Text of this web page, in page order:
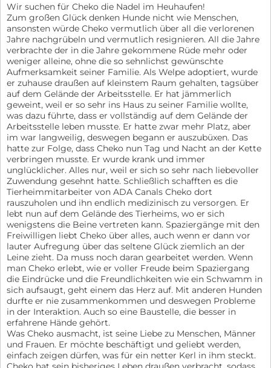
Wir suchen für Cheko die Nadel im Heuhaufen!
Zum großen Glück denken Hunde nicht wie Menschen,
ansonsten würde Cheko vermutlich über all die verlorenen
Jahre nachgrübeln und vermutlich resignieren. All die Jahre
verbrachte der in die Jahre gekommene Rüde mehr oder
weniger alleine, ohne die so sehnlichst gewünschte
Aufmerksamkeit seiner Familie. Als Welpe adoptiert, wurde
er zuhause draußen auf kleinstem Raum gehalten, tagsüber
auf dem Gelände der Arbeitsstelle. Er hat jämmerlich
geweint, weil er so sehr ins Haus zu seiner Familie wollte,
was dazu führte, dass er vollständig auf dem Gelände der
Arbeitsstelle leben musste. Er hatte zwar mehr Platz, aber
im war langweilig, deswegen begann er auszubüxen. Das
hatte zur Folge, dass Cheko nun Tag und Nacht an der Kette
verbringen musste. Er wurde krank und immer
unglücklicher. Alles nur, weil er sich so sehr nach liebevoller
Zuwendung gesehnt hatte. Schließlich schafften es die
Tierheimmitarbeiter von ADA Canals Cheko dort
rauszuholen und ihn endlich medizinisch zu versorgen. Er
lebt nun auf dem Gelände des Tierheims, wo er sich
wenigstens die Beine vertreten kann. Spaziergänge mit den
Freiwilligen liebt Cheko über alles, auch wenn er dann vor
lauter Aufregung über das seltene Glück ziemlich an der
Leine zieht. Da muss noch daran gearbeitet werden. Wenn
man Cheko erlebt, wie er voller Freude beim Spaziergang
die Eindrücke und die Freundlichkeiten wie ein Schwamm in
sich aufsaugt, geht einem das Herz auf. Mit anderen Hunden
durfte er nie zusammenkommen und deswegen Probleme
in der Interaktion. Auch so eine Baustelle, die besser in
erfahrene Hände gehört.
Was Cheko ausmacht, ist seine Liebe zu Menschen, Männer
und Frauen. Er möchte beschäftigt und geliebt werden,
einfach zeigen dürfen, was für ein netter Kerl in ihm steckt.